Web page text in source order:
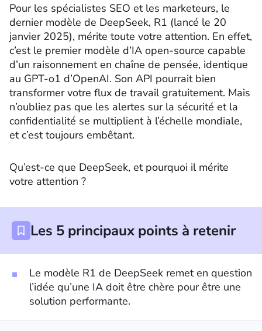
Pour les spécialistes SEO et les marketeurs, le
dernier modèle de DeepSeek, R1 (lancé le 20
janvier 2025), mérite toute votre attention. En effet,
c’est le premier modèle d’IA open-source capable
d’un raisonnement en chaîne de pensée, identique
au GPT-o1 d’OpenAI. Son API pourrait bien
transformer votre flux de travail gratuitement. Mais
n’oubliez pas que les alertes sur la sécurité et la
confidentialité se multiplient à l’échelle mondiale,
et c’est toujours embêtant.
Qu’est-ce que DeepSeek, et pourquoi il mérite
votre attention ?
Les 5 principaux points à retenir
Le modèle R1 de DeepSeek remet en question
l’idée qu’une IA doit être chère pour être une
solution performante.